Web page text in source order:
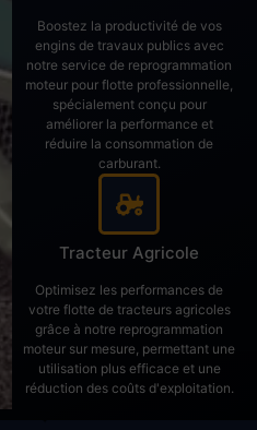
Boostez la productivité de vos
engins de travaux publics avec
notre service de reprogrammation
moteur pour flotte professionnelle,
spécialement conçu pour
améliorer la performance et
réduire la consommation de
carburant.
Tracteur Agricole
Optimisez les performances de
votre flotte de tracteurs agricoles
grâce à notre reprogrammation
moteur sur mesure, permettant une
utilisation plus efficace et une
réduction des coûts d'exploitation.